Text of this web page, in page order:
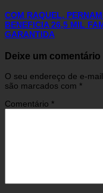
COM RAQUEL,
BENEFICIA 26,5 MIL
GARANTIDA
Deixe um comentário
O seu endereço de e-
são marcados com *
Comentário *